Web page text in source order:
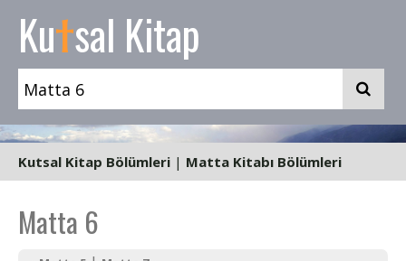
Kutsal Kitap
Kutsal Kitap Bölümleri | Matta Kitabı Bölümleri
Matta 6